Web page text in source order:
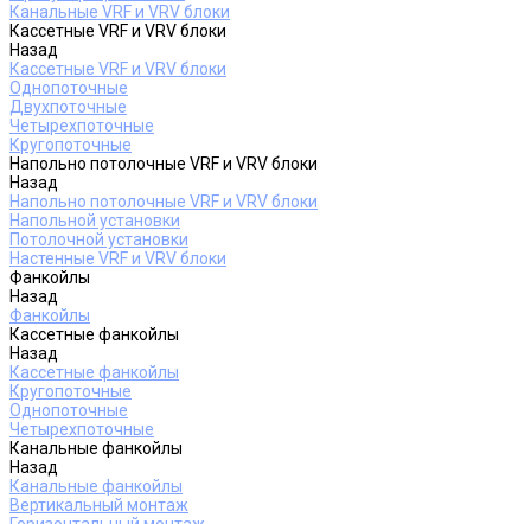
Канальные VRF и VRV блоки
Кассетные VRF и VRV блоки
Назад
Кассетные VRF и VRV блоки
Однопоточные
Двухпоточные
Четырехпоточные
Кругопоточные
Напольно потолочные VRF и VRV блоки
Назад
Напольно потолочные VRF и VRV блоки
Напольной установки
Потолочной установки
Настенные VRF и VRV блоки
Фанкойлы
Назад
Фанкойлы
Кассетные фанкойлы
Назад
Кассетные фанкойлы
Кругопоточные
Однопоточные
Четырехпоточные
Канальные фанкойлы
Назад
Канальные фанкойлы
Вертикальный монтаж